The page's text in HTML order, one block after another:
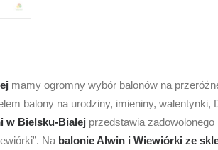
mamy ogromny wybór balonów na
balony na urodziny, imieniny,
w Bielsku-Białej przedstawia
Na balonie Alwin i Wiewiórki ze